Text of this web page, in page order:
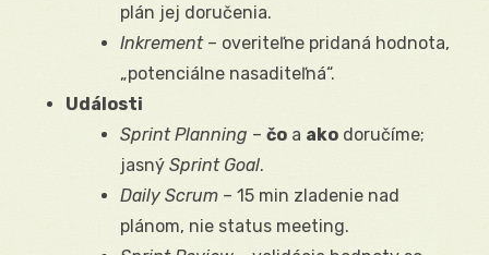
plán jej doručenia.
Inkrement– overiteľne pridaná hodnota,
„potenciálne nasaditeľná“.
Události
Sprint Planning – čo a ako doručíme;
jasný Sprint Goal.
Daily Scrum – 15 min zladenie nad
plánom, nie status meeting.